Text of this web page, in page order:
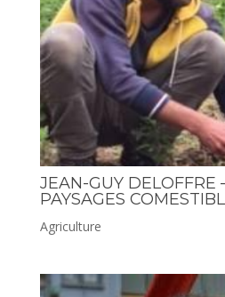
JEAN-GUY DELOFFRE
PAYSAGES
Agriculture